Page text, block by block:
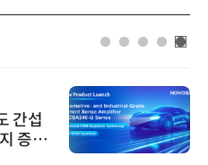
간섭
증폭